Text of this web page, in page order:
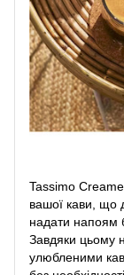
Tassimo
вашої кави, що
надати напоям
Завдяки цьому
улюбленими